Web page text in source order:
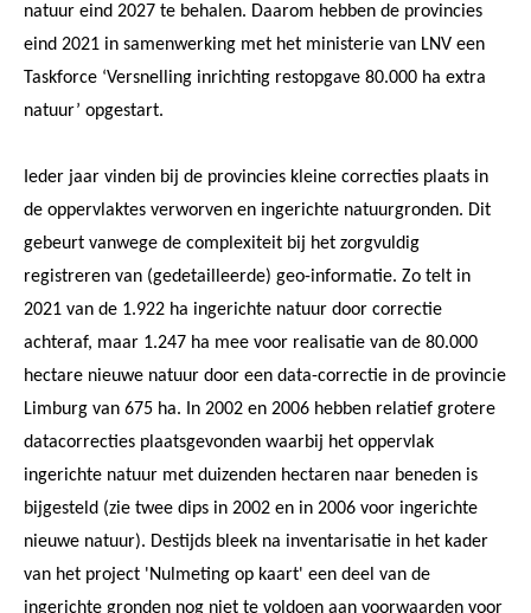
natuur eind 2027 te behalen. Daarom hebben de provincies
eind 2021 in samenwerking met het ministerie van LNV een
Taskforce ‘Versnelling inrichting restopgave 80.000 ha extra
natuur’ opgestart.
Ieder jaar vinden bij de provincies kleine correcties plaats in
de oppervlaktes verworven en ingerichte natuurgronden. Dit
gebeurt vanwege de complexiteit bij het zorgvuldig
registreren van (gedetailleerde) geo-informatie. Zo telt in
2021 van de 1.922 ha ingerichte natuur door correctie
achteraf, maar 1.247 ha mee voor realisatie van de 80.000
hectare nieuwe natuur door een data-correctie in de provincie
Limburg van 675 ha. In 2002 en 2006 hebben relatief grotere
datacorrecties plaatsgevonden waarbij het oppervlak
ingerichte natuur met duizenden hectaren naar beneden is
bijgesteld (zie twee dips in 2002 en in 2006 voor ingerichte
nieuwe natuur). Destijds bleek na inventarisatie in het kader
van het project 'Nulmeting op kaart' een deel van de
ingerichte gronden nog niet te voldoen aan voorwaarden voor